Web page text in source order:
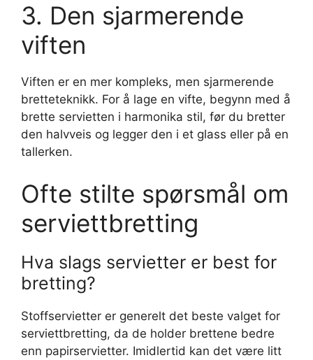
3. Den sjarmerende
viften
Viften er en mer kompleks, men sjarmerende
bretteteknikk. For å lage en vifte, begynn med å
brette servietten i harmonika stil, før du bretter
den halvveis og legger den i et glass eller på en
tallerken.
Ofte stilte spørsmål om
serviettbretting
Hva slags servietter er best for
bretting?
Stoffservietter er generelt det beste valget for
serviettbretting, da de holder brettene bedre
enn papirservietter. Imidlertid kan det være litt